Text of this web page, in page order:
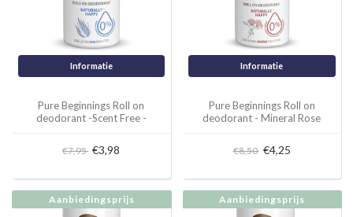
Informatie
Pure Beginnings Roll on
deodorant -Scent Free -
€7,95 €3,98
Informatie
Pure Beginnings Roll on
deodorant - Mineral Rose
€8,50 €4,25
Aanbiedingsprijs Aanbiedingsprijs